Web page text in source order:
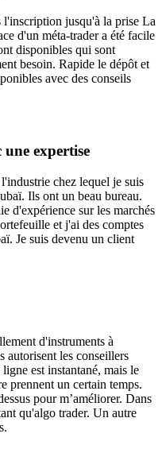
l'inscription jusqu'à la prise La
d'un méta-trader a été facile
disponibles qui sont
besoin. Rapide le dépôt et
avec des conseils
expertise
chez lequel je suis
Ils ont un beau bureau.
d'expérience sur les marchés
et j'ai des comptes
Je suis devenu un client
d'instruments à
autorisent les conseillers
est instantané, mais le
prennent un certain temps.
pour m’améliorer. Dans
qu'algo trader. Un autre